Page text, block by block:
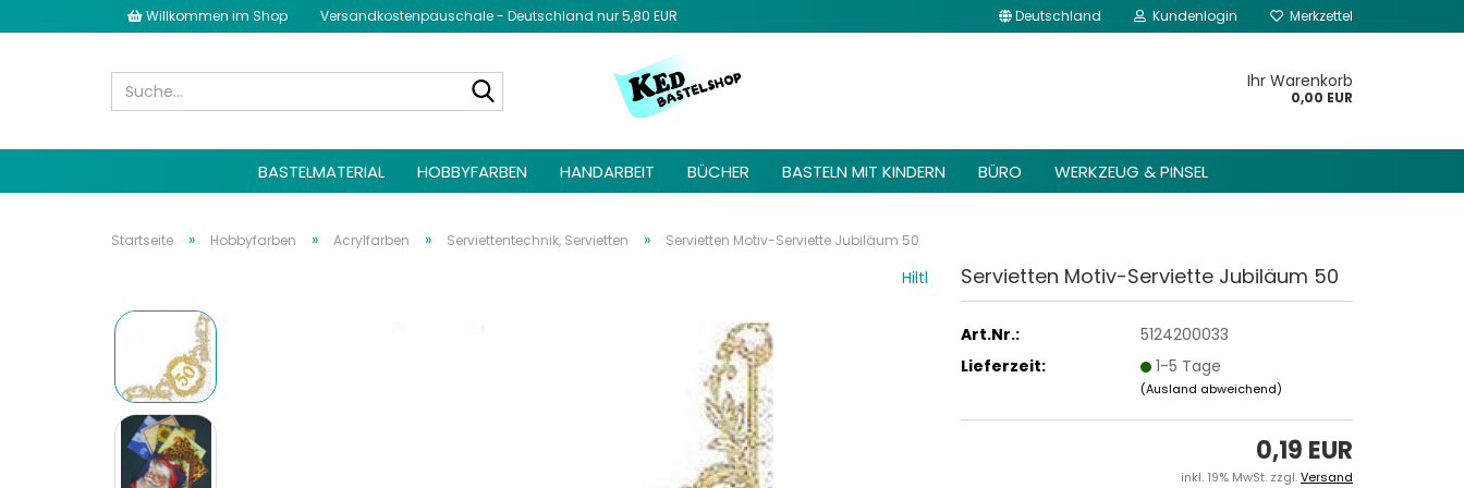
Willkommen im Shop Versandkostenpauschale - Deutschland nur 5,80 EUR Deutschland Kundenlogin Merkzettel
Ihr Warenkorb
0,00 EUR
BASTELMATERIAL HOBBYFARBEN HANDARBEIT BÜCHER BASTELN MIT KINDERN BÜRO WERKZEUG & PINSEL
Startseite » Hobbyfarben » Acrylfarben » Serviettentechnik, Servietten » Servietten Motiv-Serviette Jubiläum 50
Hiltl Servietten Motiv-Serviette Jubiläum 50
Art.Nr.:
5124200033
Lieferzeit:
1-5 Tage
(Ausland abweichend)
0,19 EUR
inkl. 19% MwSt. zzgl.Versand